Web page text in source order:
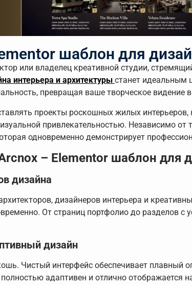
шаблон для
или владелец креативной студии,
интерьера и архитектуры станет идеальным
превращая ваше творческое
проекты роскошных жилых
привлекательностью. Независимо
одновременно демонстрирует
– Elementor шаблон для
дизайна
дизайнеров интерьера и
От страниц портфолио до разделов
дизайн
Чистый интерфейс обеспечивает плавный
адаптивен и отлично отображается